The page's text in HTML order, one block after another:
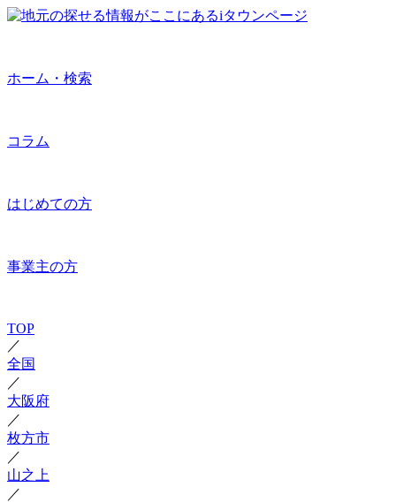
ホーム・検索
コラム
はじめての方
事業主の方
TOP
／
全国
／
大阪府
／
枚方市
／
山之上
／